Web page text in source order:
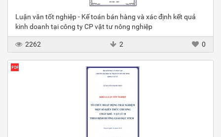
Luận văn tốt nghiệp - Kế toán bán hàng và xác định kết quả
kinh doanh tại công ty CP vật tư nông nghiệp
2262 2 0